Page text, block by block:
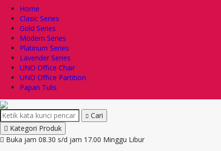
Home
Clasic Series
Gold Series
Modern Series
Platinum Series
Lavender Series
UNO Office Chair
UNO Office Partition
Papan Tulis
Cari
Kategori Produk
Buka jam 08.30 s/d jam 17.00 Minggu Libur